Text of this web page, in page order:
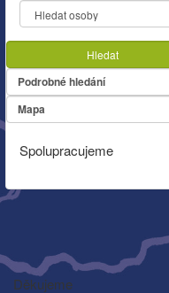
Hledat
Podrobné hledání
Mapa
Spolupracujeme
Děkujeme